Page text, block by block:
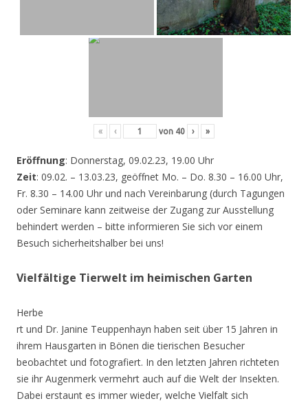
« ‹ von 40 › »
Eröffnung: Donnerstag, 09.02.23, 19.00 Uhr
Zeit: 09.02. – 13.03.23, geöffnet Mo. – Do. 8.30 – 16.00 Uhr,
Fr. 8.30 – 14.00 Uhr und nach Vereinbarung (durch Tagungen
oder Seminare kann zeitweise der Zugang zur Ausstellung
behindert werden – bitte informieren Sie sich vor einem
Besuch sicherheitshalber bei uns!
Vielfältige Tierwelt im heimischen Garten
Herbe
rt und Dr. Janine Teuppenhayn haben seit über 15 Jahren in
ihrem Hausgarten in Bönen die tierischen Besucher
beobachtet und fotografiert. In den letzten Jahren richteten
sie ihr Augenmerk vermehrt auch auf die Welt der Insekten.
Dabei erstaunt es immer wieder, welche Vielfalt sich